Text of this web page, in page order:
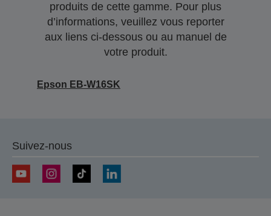
produits de cette gamme. Pour plus
d’informations, veuillez vous reporter
aux liens ci-dessous ou au manuel de
votre produit.
Epson EB-W16SK
Suivez-nous